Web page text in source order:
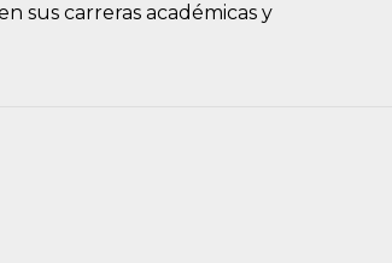
sus carreras académicas y